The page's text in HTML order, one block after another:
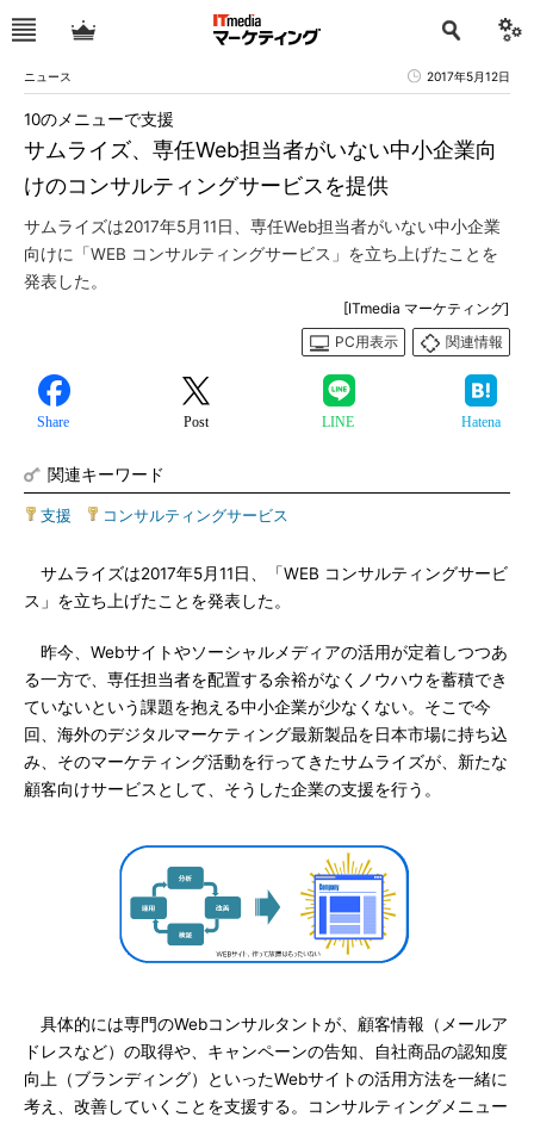
ニュース 2017年5月12日
サムライズ、専任Web担当者がいない中小企業向
けのコンサルティングサービスを提供
10のメニューで支援
サムライズは2017年5月11日、専任Web担当者がいない中小企業
向けに「WEB コンサルティングサービス」を立ち上げたことを
発表した。
[ITmedia マーケティング]
PC用表示
関連情報
Share Post LINE Hatena
関連キーワード
支援 コンサルティングサービス
サムライズは2017年5月11日、「WEB コンサルティングサービ
ス」を立ち上げたことを発表した。
昨今、Webサイトやソーシャルメディアの活用が定着しつつあ
る一方で、専任担当者を配置する余裕がなくノウハウを蓄積でき
ていないという課題を抱える中小企業が少なくない。そこで今
回、海外のデジタルマーケティング最新製品を日本市場に持ち込
み、そのマーケティング活動を行ってきたサムライズが、新たな
顧客向けサービスとして、そうした企業の支援を行う。
具体的には専門のWebコンサルタントが、顧客情報（メールア
ドレスなど）の取得や、キャンペーンの告知、自社商品の認知度
向上（ブランディング）といったWebサイトの活用方法を一緒に
考え、改善していくことを支援する。コンサルティングメニュー